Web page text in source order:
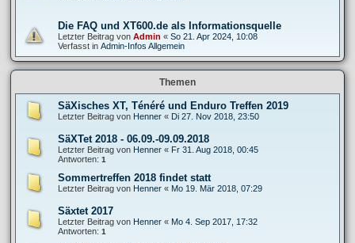
Die FAQ und XT600.de als Informationsquelle
Letzter Beitrag von Admin « So 21. Apr 2024, 10:08
Verfasst in Admin-Infos Allgemein
Themen
SäXisches XT, Ténéré und Enduro Treffen 2019
Letzter Beitrag von Henner « Di 27. Nov 2018, 23:50
SäXTet 2018 - 06.09.-09.09.2018
Letzter Beitrag von Henner « Fr 31. Aug 2018, 00:45
Antworten: 1
Sommertreffen 2018 findet statt
Letzter Beitrag von Henner « Mo 19. Mär 2018, 07:29
Säxtet 2017
Letzter Beitrag von Henner « Mo 4. Sep 2017, 17:32
Antworten: 1